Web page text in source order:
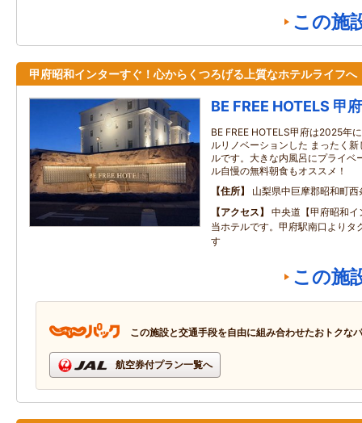
この施
甲府昭和インターすぐ！心からくつろげる上質なホテルライフへ
BE FREE HOTELS 甲府
BE FREE HOTELS甲府は2025年
ルリノベーションした まったく
ルです。大きな内風呂にプライベ
ル自慢の無料朝食もオススメ！
住所
山梨県中巨摩郡昭和町
アクセス
中央道【甲府昭和
当ホテルです。甲府駅南口よりタ
す
この施
この施設と交通手段を自由に組み合わせたおトクな
航空券付プラン一覧へ